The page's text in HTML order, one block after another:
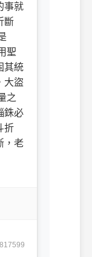
事就
斷
聖
其統
大盜
之
銖必
折
，老